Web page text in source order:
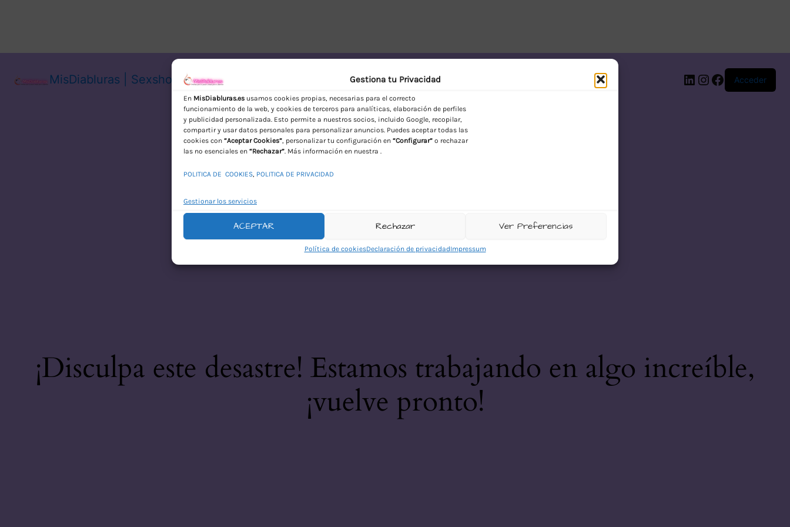
Gestiona tu Privacidad
En MisDiabluras.es usamos cookies propias, necesarias para el correcto
funcionamiento de la web, y cookies de terceros para analíticas, elaboración de perfiles
y publicidad personalizada. Esto permite a nuestros socios, incluido Google, recopilar,
compartir y usar datos personales para personalizar anuncios. Puedes aceptar todas las
cookies con “Aceptar Cookies”, personalizar tu configuración en “Configurar” o rechazar
las no esenciales en “Rechazar”. Más información en nuestra .
POLITICA DE COOKIES, POLITICA DE PRIVACIDAD
Gestionar los servicios
ACEPTAR Rechazar Ver Preferencias
Política de cookiesDeclaración de privacidadImpressum
MisDiabluras | Sexshop Online con Envío Discreto en España
LinkedIn
Instagram
Facebook
Acceder
¡Disculpa este desastre! Estamos trabajando en algo increíble,
¡vuelve pronto!